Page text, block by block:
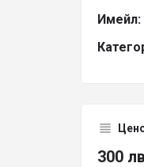
Имейл:
300